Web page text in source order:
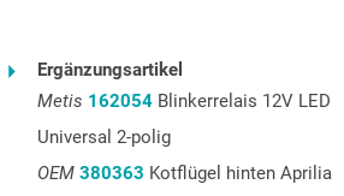
Ergänzungsartikel
Metis 162054Blinkerrelais 12V LED
Universal 2-polig
OEM 380363 Kotflügel hinten Aprilia